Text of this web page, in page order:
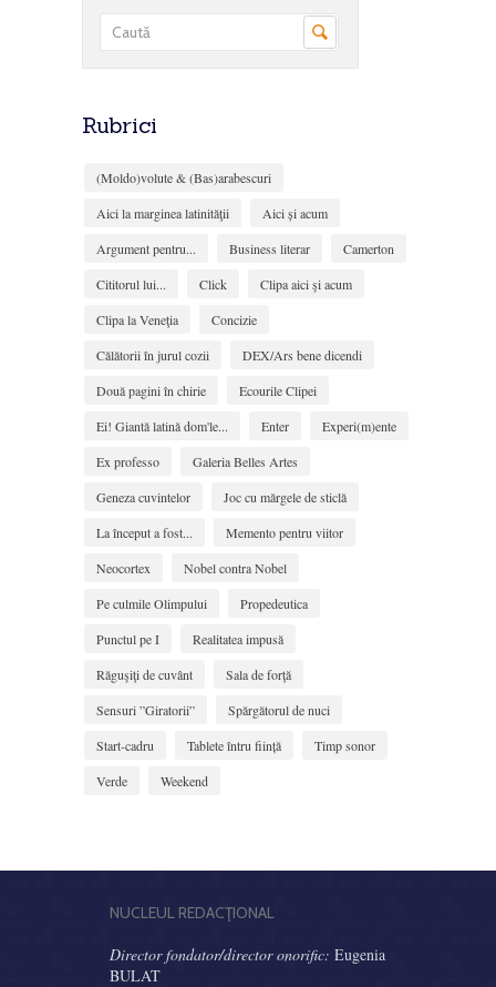
Rubrici
(Moldo)volute & (Bas)arabescuri
Aici la marginea latinităţii
Aici și acum
Argument pentru...
Business literar
Camerton
Cititorul lui...
Click
Clipa aici şi acum
Clipa la Veneţia
Concizie
Călătorii în jurul cozii
DEX/Ars bene dicendi
Două pagini în chirie
Ecourile Clipei
Ei! Giantă latină dom'le...
Enter
Experi(m)ente
Ex professo
Galeria Belles Artes
Geneza cuvintelor
Joc cu mărgele de sticlă
La început a fost...
Memento pentru viitor
Neocortex
Nobel contra Nobel
Pe culmile Olimpului
Propedeutica
Punctul pe I
Realitatea impusă
Răguşiţi de cuvânt
Sala de forţă
Sensuri ”Giratorii”
Spărgătorul de nuci
Start-cadru
Tablete întru ființă
Timp sonor
Verde
Weekend
NUCLEUL REDACŢIONAL
Director fondator/director onorific: Eugenia
BULAT